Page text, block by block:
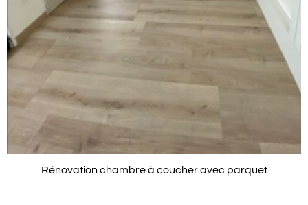
Rénovation chambre à coucher avec parquet